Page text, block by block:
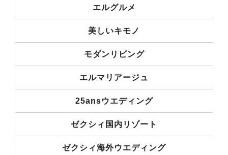
エルグルメ
美しいキモノ
モダンリビング
エルマリアージュ
25ansウエディング
ゼクシィ国内リゾート
ゼクシィ海外ウエディング